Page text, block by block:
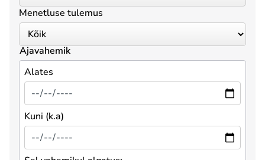
Menetluse tulemus
Ajavahemik
Alates
Kuni (k.a)